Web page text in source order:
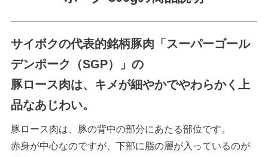
サイボクの代表的銘柄豚肉「スーパーゴール
デンポーク（SGP）」の
豚ロース肉は、キメが細やかでやわらかく上
品なあじわい。
豚ロース肉は、豚の背中の部分にあたる部位です。
赤身が中心なのですが、下部に脂の層が入っているのが